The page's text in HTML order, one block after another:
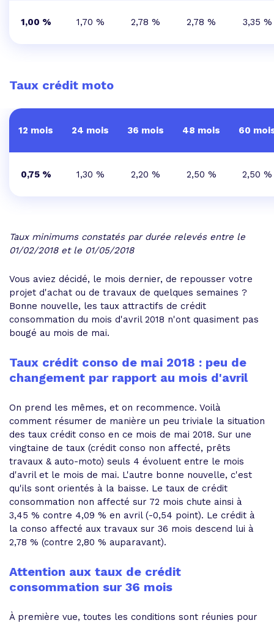
1,00 % 1,70 % 2,78 % 2,78 % 3,35 %
Taux crédit moto
12 mois 24 mois 36 mois 48 mois 60
0,75 % 1,30 % 2,20 % 2,50 % 2,50 %
Taux minimums constatés par durée relevés entre le
01/02/2018 et le 01/05/2018
Vous aviez décidé, le mois dernier, de repousser votre
projet d'achat ou de travaux de quelques semaines ?
Bonne nouvelle, les taux attractifs de crédit
consommation du mois d'avril 2018 n'ont quasiment pas
bougé au mois de mai.
Taux crédit conso de mai 2018 : peu de
changement par rapport au mois d'avril
On prend les mêmes, et on recommence. Voilà
comment résumer de manière un peu triviale la situation
des taux crédit conso en ce mois de mai 2018. Sur une
vingtaine de taux (crédit conso non affecté, prêts
travaux & auto-moto) seuls 4 évoluent entre le mois
d'avril et le mois de mai. L'autre bonne nouvelle, c'est
qu'ils sont orientés à la baisse. Le taux de crédit
consommation non affecté sur 72 mois chute ainsi à
3,45 % contre 4,09 % en avril (-0,54 point). Le crédit à
la conso affecté aux travaux sur 36 mois descend lui à
2,78 % (contre 2,80 % auparavant).
Attention aux taux de crédit
consommation sur 36 mois
À première vue, toutes les conditions sont réunies pour